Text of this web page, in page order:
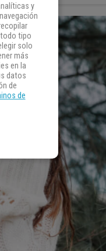
y
tipo
solo
más
en la
datos
de
de